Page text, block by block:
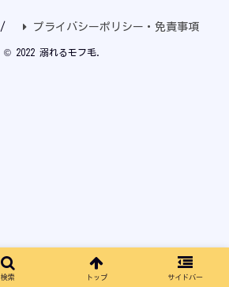
プライバシーポリシー・免責事項
© 2022 溺れるモフ毛.
検索 トップ サイドバー